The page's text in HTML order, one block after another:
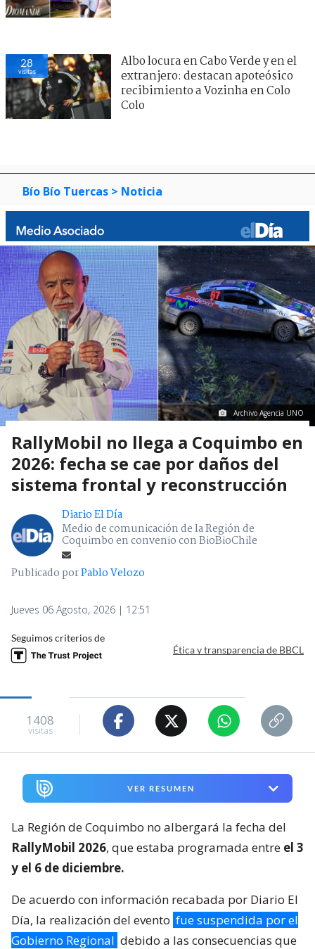
28
visitas
Albo locura en Cabo Verde y en el
extranjero: destacan apoteósico
recibimiento a Vozinha en Colo
Colo
Bío Bío Tuercas > Noticia
Archivo Agencia UNO
RallyMobil no llega a Coquimbo en
2026: fecha se cae por daños del
sistema frontal y reconstrucción
Diario El Día
Medio de comunicación de la Región de
Coquimbo en convenio con BioBioChile
Publicado porPablo Velozo
Jueves 06 Agosto, 2026 | 12:51
Seguimos criterios de
Ética y transparencia de BBCL
1408
visitas
VER RESUMEN
La Región de Coquimbo no albergará la fecha del
RallyMobil 2026, que estaba programada entre el 3
y el 6 de diciembre.
De acuerdo con información recabada por Diario El
Día, la realización del evento fue suspendida por el
Gobierno Regional debido a las consecuencias que